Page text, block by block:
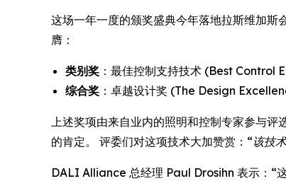
这场一年一度的颁奖盛典今年落地拉斯维加斯
膺：
类别奖 ：最佳控制支持技术 (Best Control
综合奖 ：卓越设计奖 (The Design
上述奖项由来自业内的照明和控制专家参与
的肯定。 评委们对这项技术大加赞赏： “该技
DALI Alliance 总经理 Paul Drosihn 表示：“